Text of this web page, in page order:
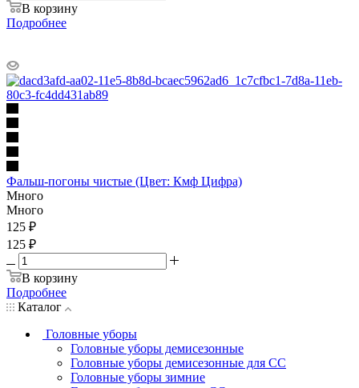
В корзину
Подробнее
Фальш-погоны чистые (Цвет: Кмф Цифра)
Много
Много
125 ₽
125 ₽
В корзину
Подробнее
Каталог
Головные уборы
Головные уборы демисезонные
Головные уборы демисезонные для СС
Головные уборы зимние